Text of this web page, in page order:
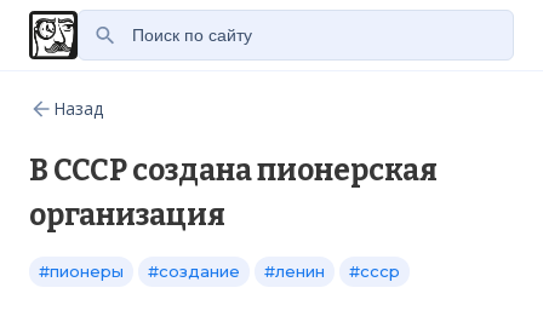
Назад
В СССР создана пионерская
организация
#пионеры #создание #ленин #ссср